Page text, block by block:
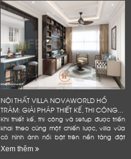
NỘI THẤT VILLA NOVAWORLD HỒ
TRÀM: GIẢI PHÁP THIẾT KẾ, THI CÔNG...
Khi thiết kế, thi công và setup được triển
khai theo cùng một chiến lược, villa vừa
có hình ảnh nổi bật trên nền tảng đặt
phòng, vừa bền hơn trong quá trình vận
hành và hạn...
Xem thêm